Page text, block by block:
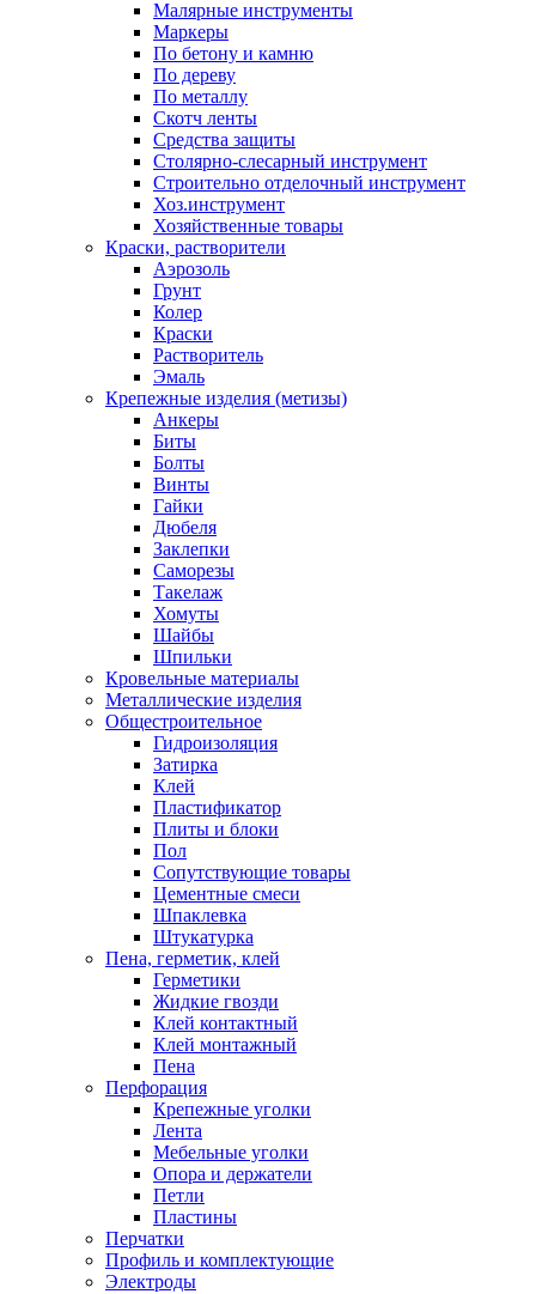
Малярные инструменты
Маркеры
По бетону и камню
По дереву
По металлу
Скотч ленты
Средства защиты
Столярно-слесарный инструмент
Строительно отделочный инструмент
Хоз.инструмент
Хозяйственные товары
Краски, растворители
Аэрозоль
Грунт
Колер
Краски
Растворитель
Эмаль
Крепежные изделия (метизы)
Анкеры
Биты
Болты
Винты
Гайки
Дюбеля
Заклепки
Саморезы
Такелаж
Хомуты
Шайбы
Шпильки
Кровельные материалы
Металлические изделия
Общестроительное
Гидроизоляция
Затирка
Клей
Пластификатор
Плиты и блоки
Пол
Сопутствующие товары
Цементные смеси
Шпаклевка
Штукатурка
Пена, герметик, клей
Герметики
Жидкие гвозди
Клей контактный
Клей монтажный
Пена
Перфорация
Крепежные уголки
Лента
Мебельные уголки
Опора и держатели
Петли
Пластины
Перчатки
Профиль и комплектующие
Электроды